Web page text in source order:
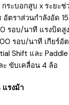
ระบอกสูบ x ระยะช่
ตราส่วนกำลังอัด
รอบ/นาที แรงบิด
รอบ/นาที เกียร์อั
Shift และ
ะ ขับเคลื่อน 4 ล้อ
แรงม้า